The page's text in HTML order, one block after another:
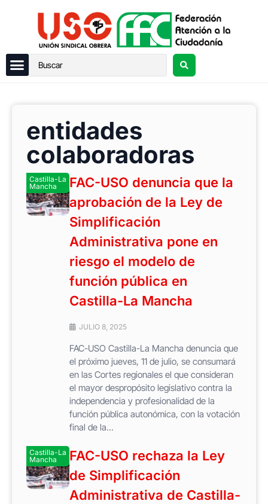
entidades
colaboradoras
Castilla-La
Mancha
FAC-USO denuncia que la
aprobación de la Ley de
Simplificación
Administrativa pone en
riesgo el modelo de
función pública en
Castilla-La Mancha
JULIO 8, 2025
FAC-USO Castilla-La Mancha denuncia que
el próximo jueves, 11 de julio, se consumará
en las Cortes regionales el que consideran
el mayor despropósito legislativo contra la
independencia y profesionalidad de la
función pública autonómica, con la votación
final de la...
Castilla-La
Mancha
FAC-USO rechaza la Ley
de Simplificación
Administrativa de Castilla-